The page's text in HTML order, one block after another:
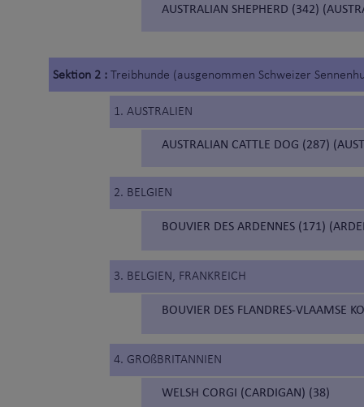
AUSTRALIAN SHEPHERD (342)
Sektion 2 : Treibhunde (ausgenommen Schweizer
1. AUSTRALIEN
AUSTRALIAN CATTLE DOG (287)
2. BELGIEN
BOUVIER DES ARDENNES (171)
3. BELGIEN, FRANKREICH
BOUVIER DES FLANDRES-VLAAMSE
4. GROßBRITANNIEN
WELSH CORGI (CARDIGAN) (38)